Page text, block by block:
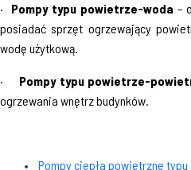
· Pompy typu powietrze-woda –
posiadać sprzęt ogrzewający
wodę użytkową.
· Pompy typu powietrze-
ogrzewania wnętrz budynków.
Pompy ciepła powietrzne